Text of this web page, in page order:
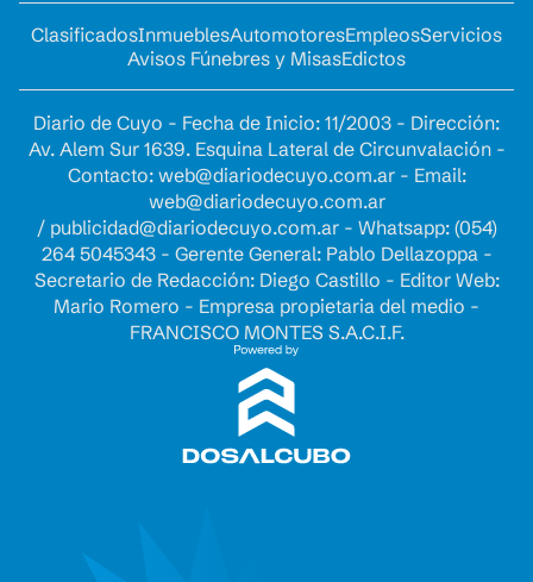
ClasificadosInmueblesAutomotoresEmpleosServicios
Avisos Fúnebres y MisasEdictos
Diario de Cuyo - Fecha de Inicio: 11/2003 - Dirección:
Av. Alem Sur 1639. Esquina Lateral de Circunvalación -
Contacto: web@diariodecuyo.com.ar- Email:
web@diariodecuyo.com.ar
/ publicidad@diariodecuyo.com.ar- Whatsapp: (054)
264 5045343 - Gerente General: Pablo Dellazoppa -
Secretario de Redacción: Diego Castillo - Editor Web:
Mario Romero - Empresa propietaria del medio -
FRANCISCO MONTES S.A.C.I.F.